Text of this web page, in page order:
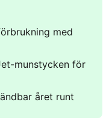
med
munstycken för
året runt